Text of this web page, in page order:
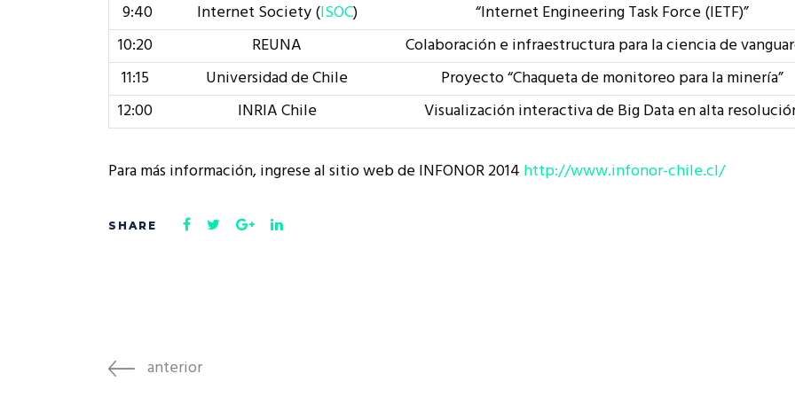
9:40 Internet Society (ISOC)
“Internet Engineering Task Force (IETF)”
10:20
REUNA
Colaboración e infraestructura para la ciencia de
11:15
Universidad de Chile
Proyecto “Chaqueta de monitoreo para la minería”
12:00
INRIA Chile Visualización interactiva de Big Data en alta
Para más información, ingrese al sitio web de INFONOR 2014 http://www.infonor-chile.cl/
anterior